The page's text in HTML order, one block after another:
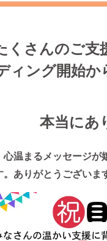
くさんのご
ィング開始か
本当にあ
心温まるメッセージ
。ありがとうございま